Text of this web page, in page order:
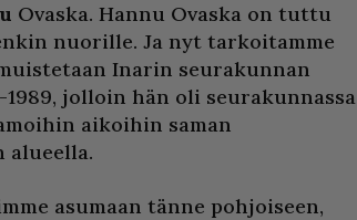
Ovaska. Hannu Ovaska on tuttu
nuorille. Ja nyt tarkoitamme
Inarin seurakunnan
jolloin hän oli seurakunnassa
aikoihin saman
alueella.
asumaan tänne pohjoiseen,